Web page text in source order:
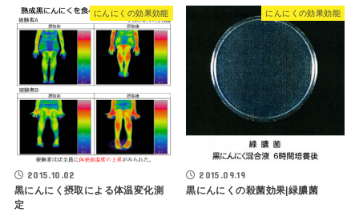
にんにくの効果効能
2015.10.02
黒にんにく摂取による体温変化測
定
にんにくの効果効能
2015.09.19
黒にんにくの殺菌効果|緑膿菌